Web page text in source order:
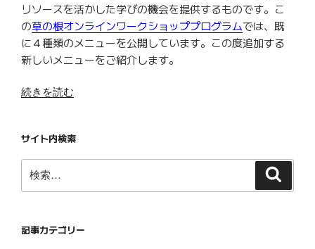
リソースを活かした学びの機会を提供するものです。こ
の草の根オンラインワークショッププログラムでは、既
に４種類のメニューを公開しています。この度追加する
新しいメニューをご紹介します。
“【お
せ】
モ
ン
ゴ
を
続きを読む
サイト内検索
検
索:
記事カテゴリー